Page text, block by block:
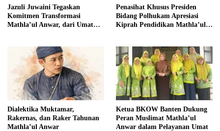
Jazuli Juwaini Tegaskan
Komitmen Transformasi
Mathla’ul Anwar, dari Umat
Penasihat Khusus Presiden
Bidang Polhukam Apresiasi
Kiprah Pendidikan Mathla’ul
Dialektika Muktamar,
Rakernas, dan Raker Tahunan
Mathla’ul Anwar
Ketua BKOW Banten Dukung
Peran Muslimat Mathla’ul
Anwar dalam Pelayanan Umat